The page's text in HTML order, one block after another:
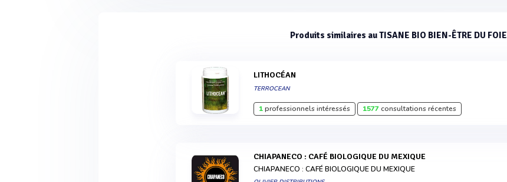
Produits similaires au TISANE BIO BIEN-ÊTRE DU FOIE
LITHOCÉAN
TERROCEAN
1professionnels intéressés 1577consultations récentes
CHIAPANECO : CAFÉ BIOLOGIQUE DU MEXIQUE
CHIAPANECO : CAFÉ BIOLOGIQUE DU MEXIQUE